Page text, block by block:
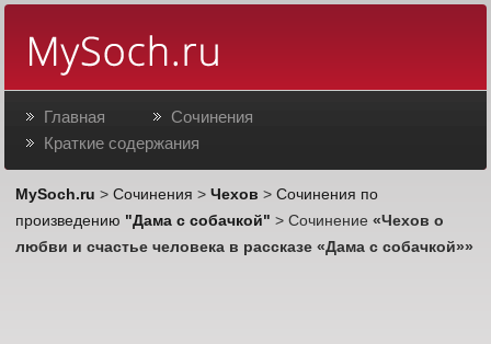
Главная
Сочинения
Краткие содержания
MySoch.ru >Сочинения >Чехов >Сочинения по
произведению "Дама с собачкой" > Сочинение«Чехов о
любви и счастье человека в рассказе «Дама с собачкой»»